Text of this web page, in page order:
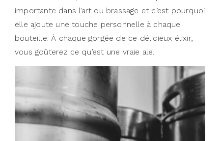
importante dans l’art du brassage et c’est pourquoi
elle ajoute une touche personnelle à chaque
bouteille. À chaque gorgée de ce délicieux élixir,
vous goûterez ce qu’est une vraie ale.